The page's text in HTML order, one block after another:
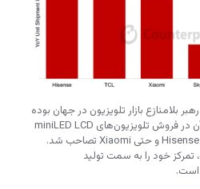
گذشته، رهبر بلامنازع بازار تلویزیون در جهان بوده
است، اما در سال ۲۰۲۴ جایگاه آن در فروش تلویزیون‌های miniLED LCD
ابتدا توسط TCL و سپس توسط Hisense و حتی Xiaomi تصاحب شد.
خود را به سمت تولید